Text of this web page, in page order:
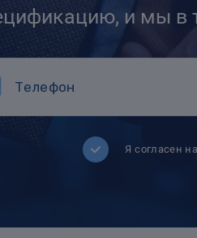
и мы в
Я согласен